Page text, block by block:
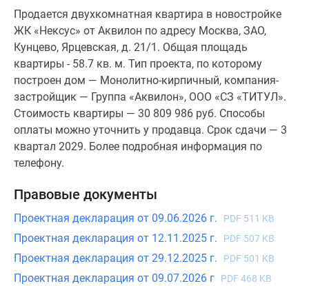
Продается двухкомнатная квартира в новостройке
ЖК «Нексус» от Аквилон по адресу Москва, ЗАО,
Кунцево, Ярцевская, д. 21/1. Общая площадь
квартиры - 58.7 кв. м. Тип проекта, по которому
построен дом — Монолитно-кирпичный, компания-
застройщик — Группа «Аквилон», ООО «СЗ «ТИТУЛ».
Стоимость квартиры — 30 809 986 руб. Способы
оплаты можно уточнить у продавца. Срок сдачи — 3
квартал 2029. Более подробная информация по
телефону.
Правовые документы
Проектная декларация от 09.06.2026 г. PDF 511 KB
Проектная декларация от 12.11.2025 г. PDF 507 KB
Проектная декларация от 29.12.2025 г. PDF 501 KB
Проектная декларация от 09.07.2026 г PDF 468 KB